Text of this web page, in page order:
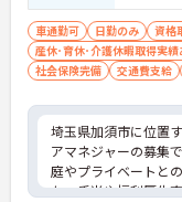
車通勤可 日勤のみ 資格
産休･育休･介護休暇取得実績
社会保険完備
交通費支給
埼玉県加須市に位置
アマネジャーの募集
庭やプライベートと
た、手当や福利厚生